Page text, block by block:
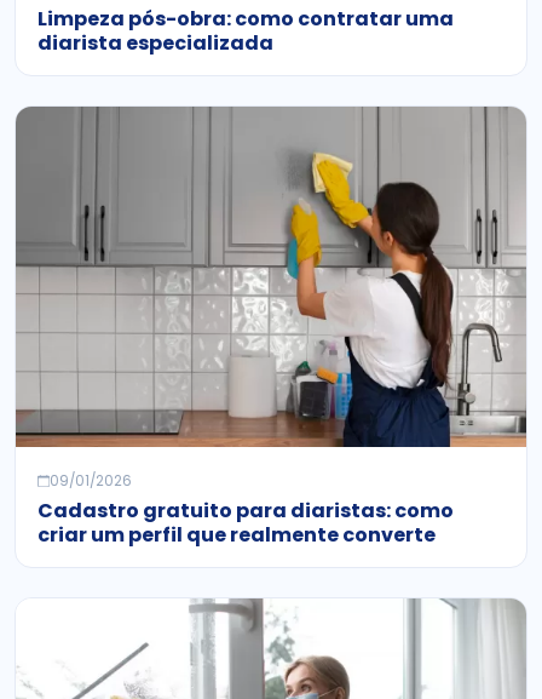
Limpeza pós-obra: como contratar uma
diarista especializada
09/01/2026
Cadastro gratuito para diaristas: como
criar um perfil que realmente converte